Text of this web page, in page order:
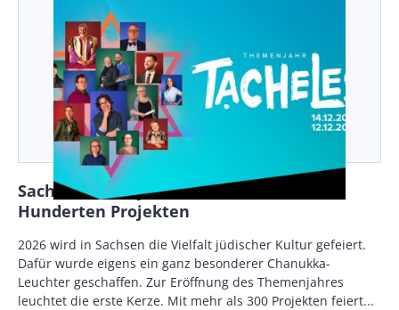
Sachsen feiert jüdische Kultur mit
Hunderten Projekten
Body
2026 wird in Sachsen die Vielfalt jüdischer Kultur gefeiert.
Dafür wurde eigens ein ganz besonderer Chanukka-
Leuchter geschaffen. Zur Eröffnung des Themenjahres
leuchtet die erste Kerze. Mit mehr als 300 Projekten feiert...